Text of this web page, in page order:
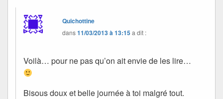
Quichottine
dans11/03/2013 à 13:15a dit :
Voilà… pour ne pas qu’on ait envie de les lire…
Bisous doux et belle journée à toi malgré tout.